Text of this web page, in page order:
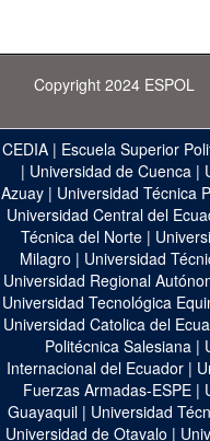
Copyright 2024 ESPOL
CEDIA| Escuela Superior
| Universidad de Cuenca|
Azuay| Universidad Técnica
Universidad Central del
Técnica del Norte |
Milagro | Universidad
Universidad Regional
Universidad Tecnológica
Universidad Catolica del
Politécnica Salesiana |
Internacional del Ecuador |
Fuerzas Armadas-ESPE |
Guayaquil| Universidad
Universidad de Otavalo |